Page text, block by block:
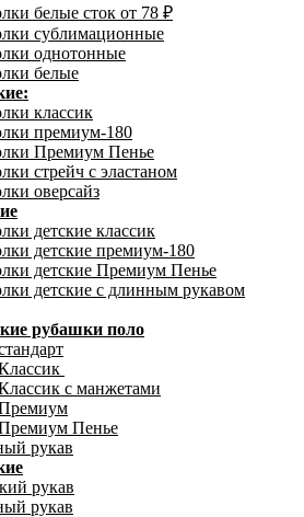
белые сток от 78 ₽
сублимационные
однотонные
белые
классик
премиум-180
Премиум Пенье
стрейч с эластаном
оверсайз
детские классик
детские премиум-180
детские Премиум Пенье
детские с длинным рукавом
рубашки поло
с манжетами
Пенье
рукав
рукав
рукав